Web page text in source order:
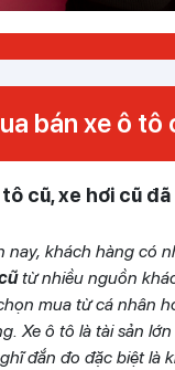
bán xe ô tô
cũ, xe hơi cũ
nay, khách hàng có
từ nhiều nguồn
mua từ cá nhân
Xe ô tô là tài sản
đắn đo đặc biệt là